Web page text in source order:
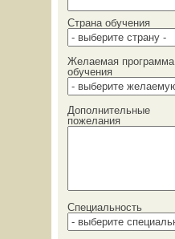
Страна обучения
Желаемая программа
обучения
Дополнительные
пожелания
Специальность